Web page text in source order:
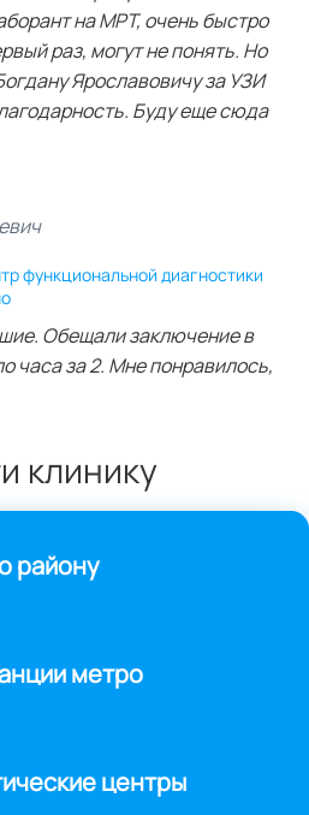
на МРТ, очень быстро
раз, могут не понять. Но
Ярославовичу за УЗИ
Буду еще сюда
функциональной диагностики
Обещали заключение в
часа за 2. Мне понравилось,
клинику
району
метро
центры